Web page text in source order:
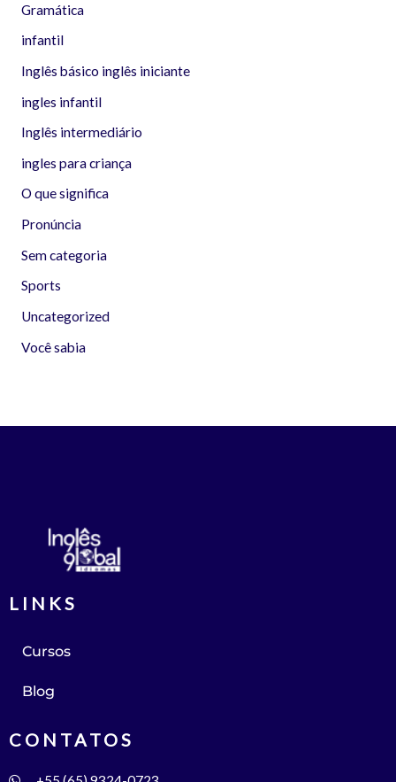
Gramática
infantil
Inglês básico inglês iniciante
ingles infantil
Inglês intermediário
ingles para criança
O que significa
Pronúncia
Sem categoria
Sports
Uncategorized
Você sabia
LINKS
Cursos
Blog
CONTATOS